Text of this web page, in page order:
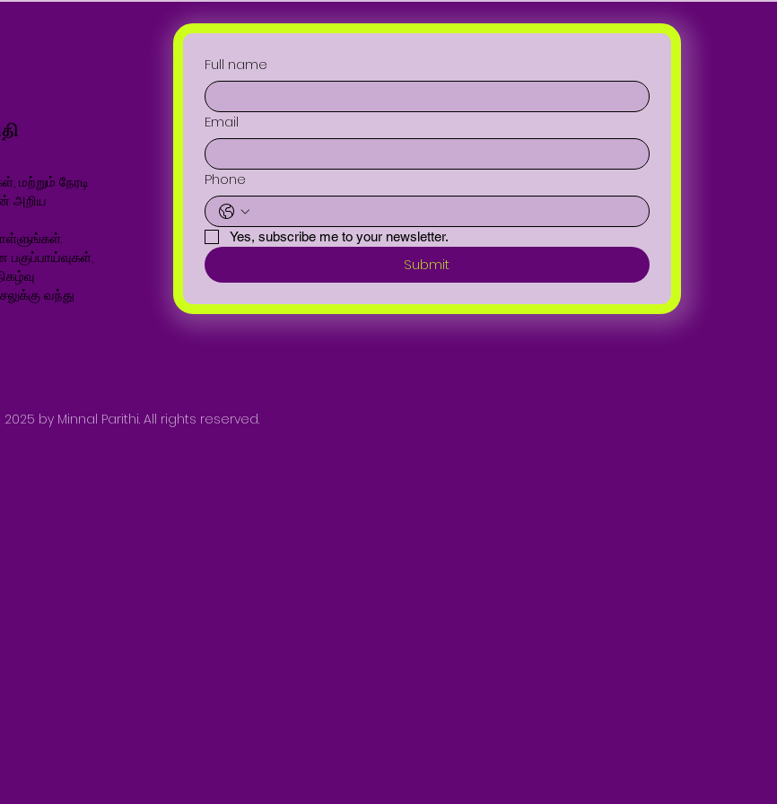
மற்றும் நேரடி
அறிய
வந்து
Full name
Email
Phone
Yes, subscribe me to your newsletter.
Submit
by Minnal Parithi. All rights reserved.